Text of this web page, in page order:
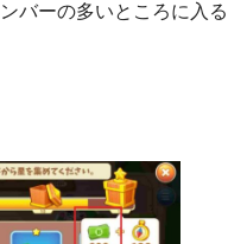
バーの多いところに入る